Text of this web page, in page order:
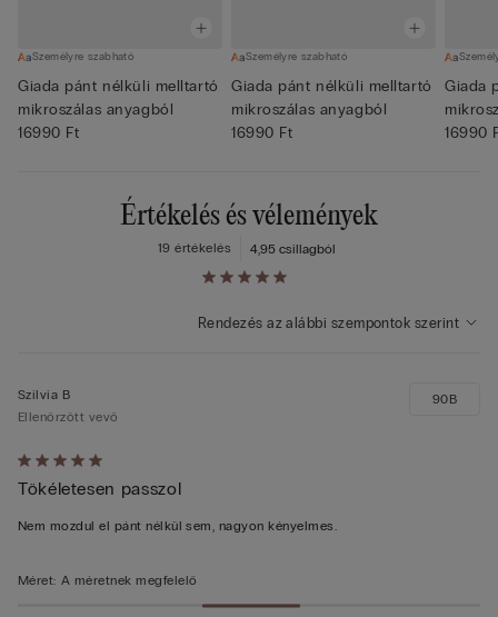
Személyre szabható
Giada pánt nélküli melltartó
mikroszálas anyagból
16990 Ft
Személyre szabható
Giada pánt nélküli melltartó
mikroszálas anyagból
16990 Ft
Giada
16990
Értékelés és vélemények
4,95 csillagból
19 értékelés
Rendezés az alábbi szempontok szerint
Értékelés:
5/5
Szilvia B
Ellenőrzött vevő
Tökéletesen passzol
Nem mozdul el pánt nélkül sem, nagyon kényelmes.
90B
Méret: A méretnek megfelelő